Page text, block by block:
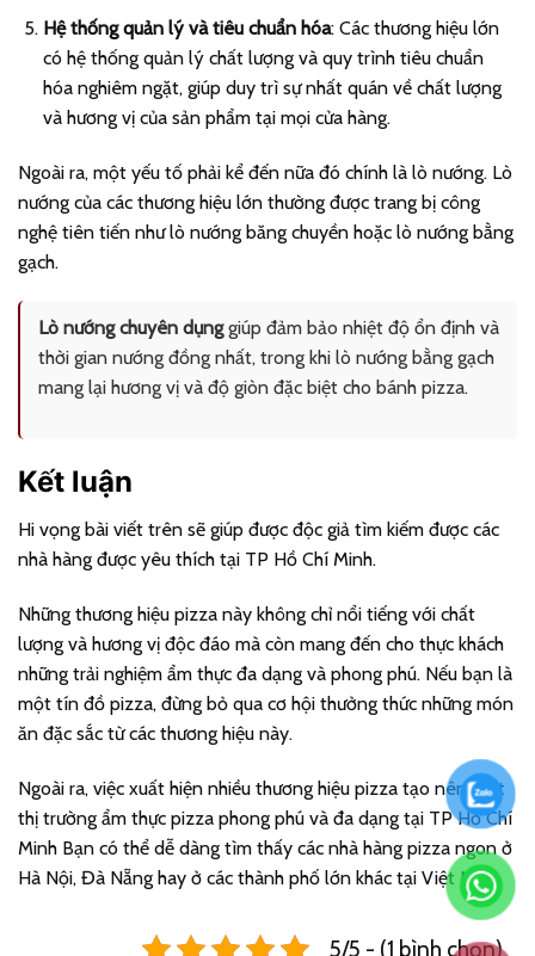
Hệ thống quản lý và tiêu chuẩn hóa: Các thương hiệu lớn
có hệ thống quản lý chất lượng và quy trình tiêu chuẩn
hóa nghiêm ngặt, giúp duy trì sự nhất quán về chất lượng
và hương vị của sản phẩm tại mọi cửa hàng.
Ngoài ra, một yếu tố phải kể đến nữa đó chính là lò nướng. Lò
nướng của các thương hiệu lớn thường được trang bị công
nghệ tiên tiến như lò nướng băng chuyền hoặc lò nướng bằng
gạch.
Lò nướng chuyên dụnggiúp đảm bảo nhiệt độ ổn định và
thời gian nướng đồng nhất, trong khi lò nướng bằng gạch
mang lại hương vị và độ giòn đặc biệt cho bánh pizza.
Kết luận
Hi vọng bài viết trên sẽ giúp được độc giả tìm kiếm được các
nhà hàng được yêu thích tại TP Hồ Chí Minh.
Những thương hiệu pizza này không chỉ nổi tiếng với chất
lượng và hương vị độc đáo mà còn mang đến cho thực khách
những trải nghiệm ẩm thực đa dạng và phong phú. Nếu bạn là
một tín đồ pizza, đừng bỏ qua cơ hội thưởng thức những món
ăn đặc sắc từ các thương hiệu này.
Ngoài ra, việc xuất hiện nhiều thương hiệu pizza tạo nên một
thị trường ẩm thực pizza phong phú và đa dạng tại TP Hồ Chí
Minh Bạn có thể dễ dàng tìm thấy các nhà hàng pizza ngon ở
Hà Nội, Đà Nẵng hay ở các thành phố lớn khác tại Việt Nam.
5/5 - (1 bình chọn)